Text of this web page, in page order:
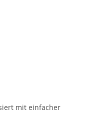
mit einfacher